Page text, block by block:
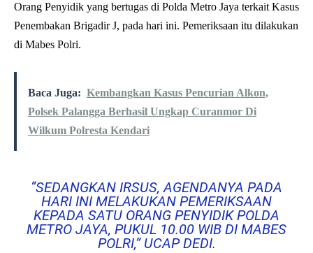
Orang Penyidik yang bertugas di Polda Metro Jaya terkait Kasus
Penembakan Brigadir J, pada hari ini. Pemeriksaan itu dilakukan
di Mabes Polri.
Baca Juga: Kembangkan Kasus Pencurian Alkon,
Polsek Palangga Berhasil Ungkap Curanmor Di
Wilkum Polresta Kendari
“SEDANGKAN IRSUS, AGENDANYA PADA
HARI INI MELAKUKAN PEMERIKSAAN
KEPADA SATU ORANG PENYIDIK POLDA
METRO JAYA, PUKUL 10.00 WIB DI MABES
POLRI,” UCAP DEDI.